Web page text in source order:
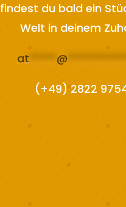
findest du bald ein
Welt in deinem
at ***** @
(+49) 2822